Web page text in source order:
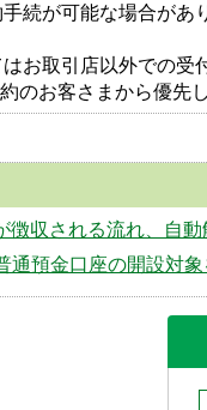
続が可能な場合があ
お取引店以外での受
のお客さまから優先
徴収される流れ、自
通預金口座の開設対